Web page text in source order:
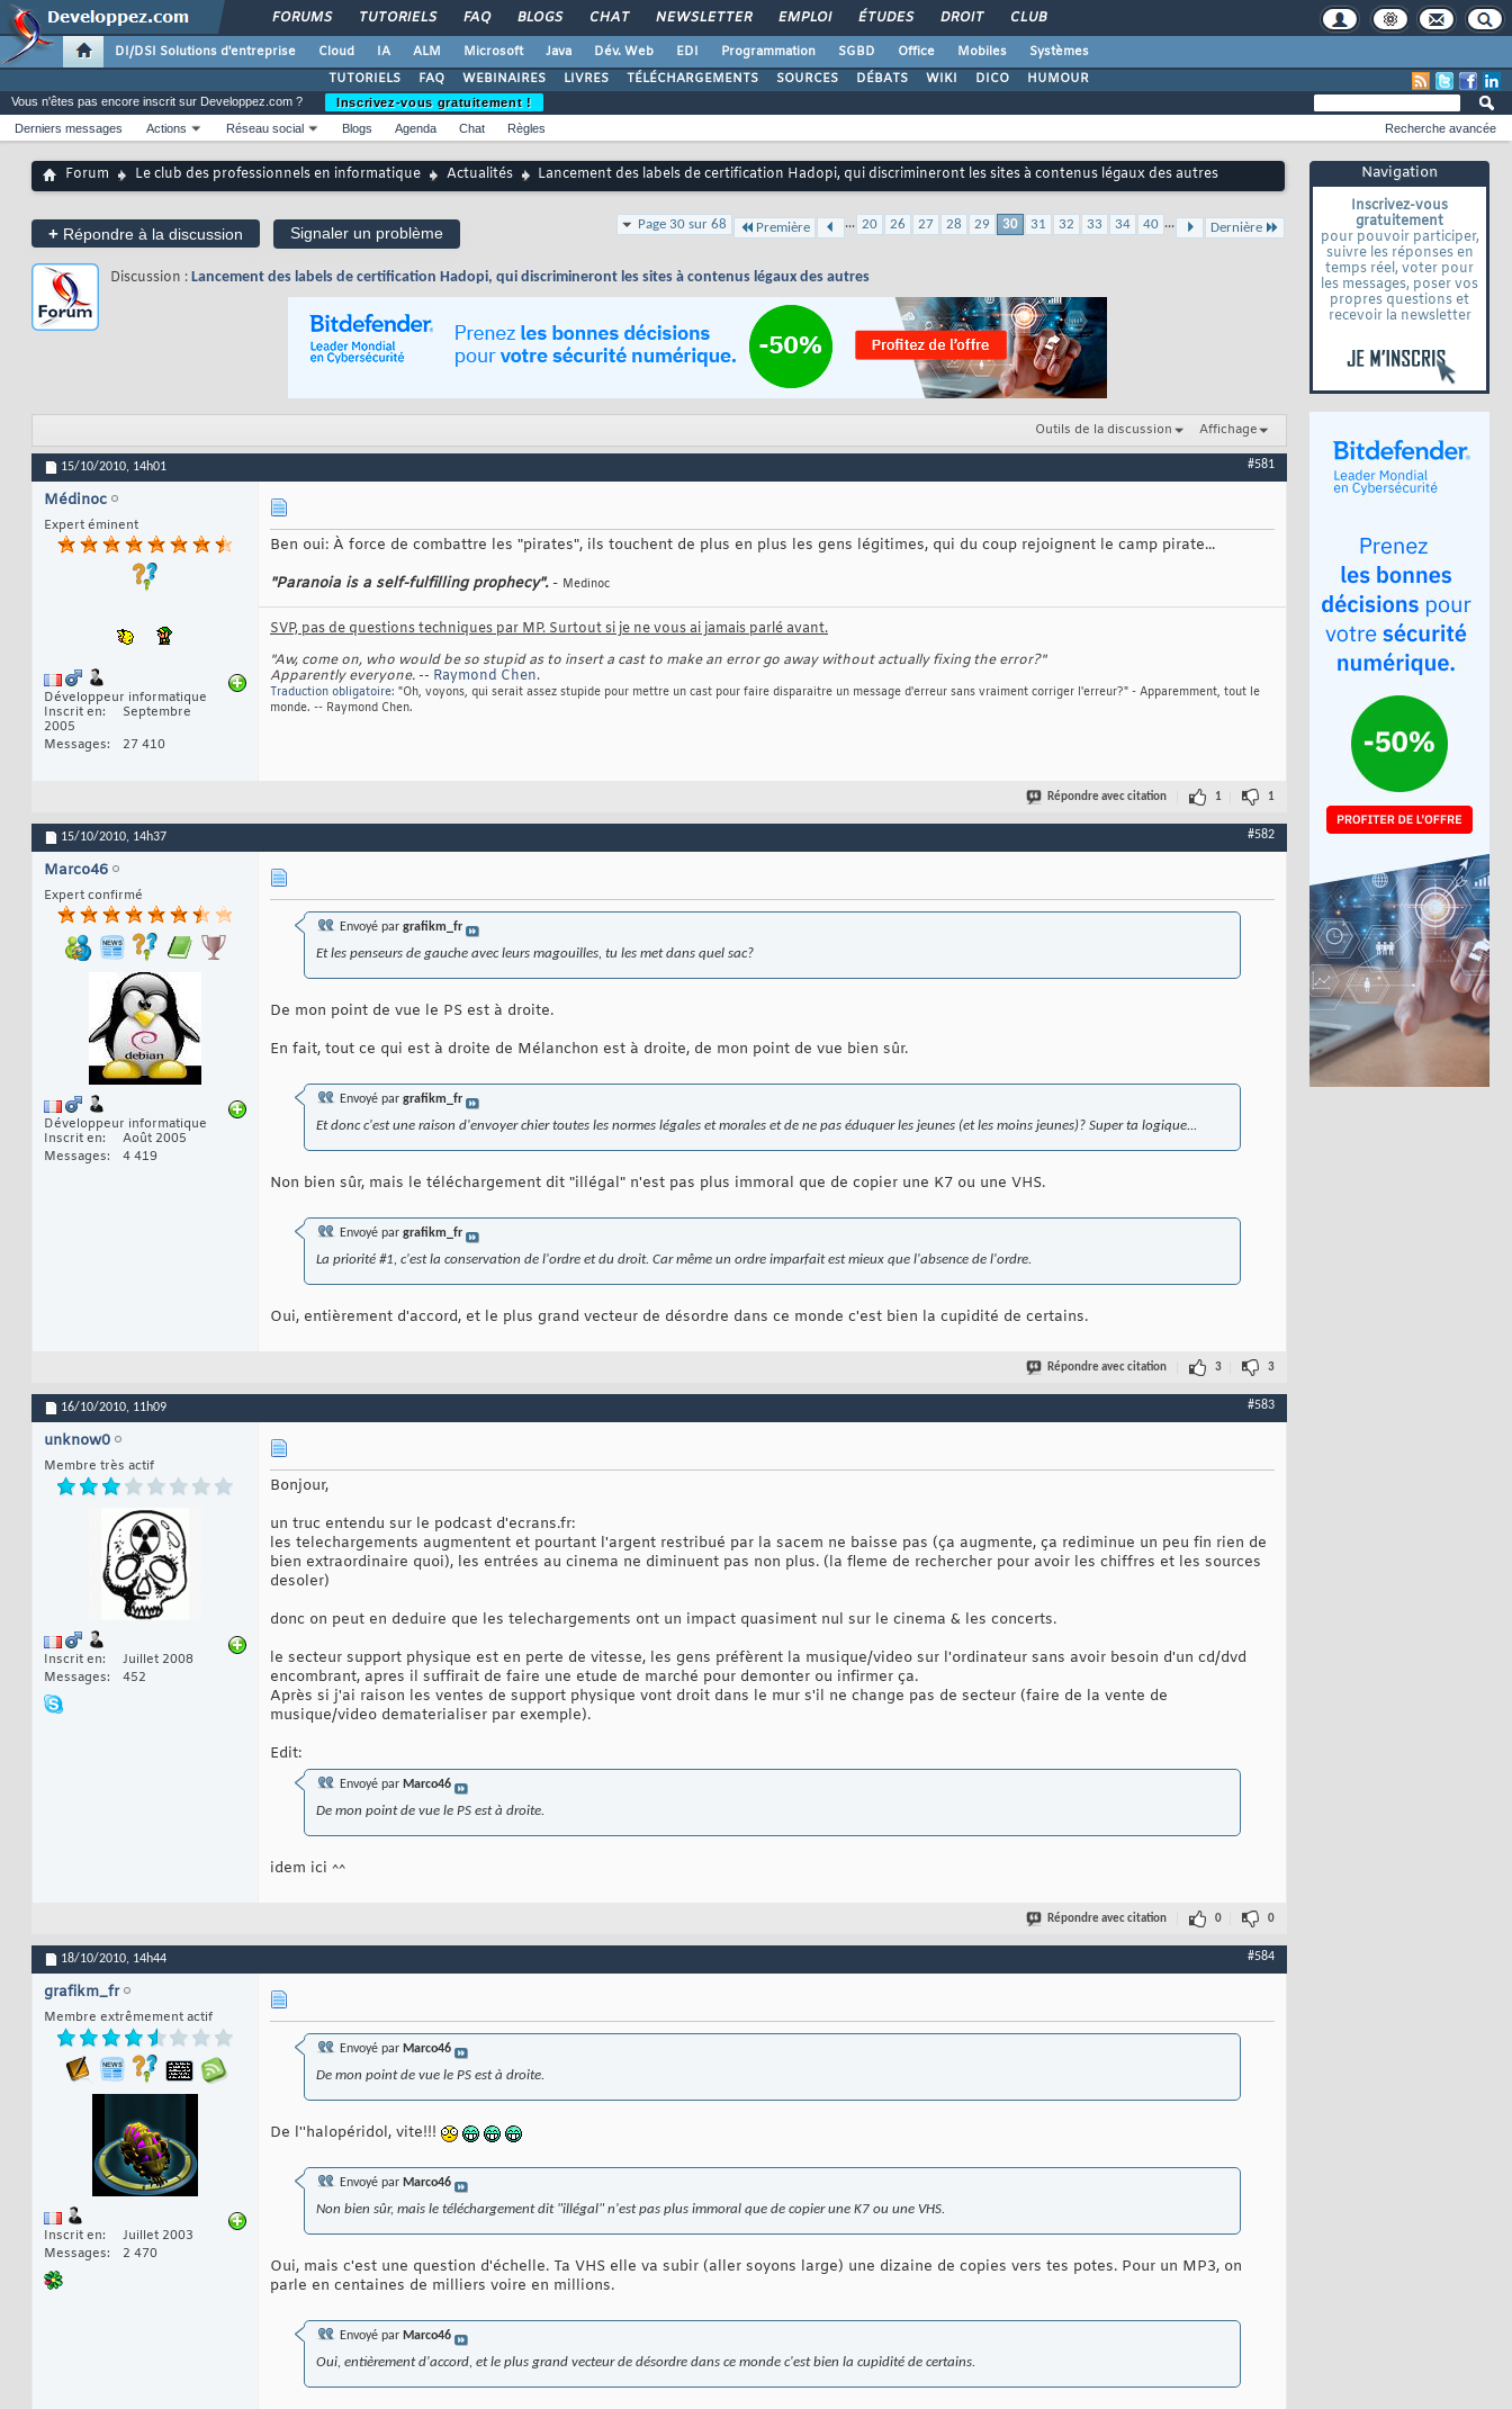
FORUMS TUTORIELS FAQ BLOGS CHAT NEWSLETTER EMPLOI ÉTUDES DROIT CLUB
DI/DSI Solutions d'entreprise Cloud IA ALM Microsoft Java Dév. Web EDI Programmation SGBD Office Mobiles
Systèmes
TUTORIELS
FAQ WEBINAIRES LIVRES TÉLÉCHARGEMENTS SOURCES DÉBATS WIKI DICO HUMOUR
Navigation
Inscrivez-vous
gratuitement
pour pouvoir participer,
suivre les réponses en
temps réel, voter pour
les messages, poser vos
propres questions et
recevoir la newsletter
Vous n'êtes pas encore inscrit sur Developpez.com ?
Inscrivez-vous gratuitement !
Derniers messages
Actions Réseau social Blogs Agenda Chat Règles Recherche avancée
Forum Le club des professionnels en informatique Actualités Lancement des labels de certification Hadopi, qui discrimineront les sites à contenus légaux des autres
+ Répondre à la discussion Signaler un problème Page 30 sur 68 Première ... 20 26 27 28 29 30 31 32 33 34 40 ... Dernière
Discussion : Lancement des labels de certification Hadopi, qui discrimineront les sites à contenus légaux des autres
Outils de la discussion Affichage
15/10/2010, 14h01 #581
Médinoc
Expert éminent
Développeur informatique
Inscrit en
Septembre
2005
Messages
27 410
Ben oui: À force de combattre les "pirates", ils touchent de plus en plus les gens légitimes, qui du coup rejoignent le camp pirate...
"Paranoia is a self-fulfilling prophecy".- Medinoc
SVP, pas de questions techniques par MP. Surtout si je ne vous ai jamais parlé avant.
"Aw, come on, who would be so stupid as to insert a cast to make an error go away without actually fixing the error?"
Apparently everyone.-- Raymond Chen.
Traduction obligatoire: "Oh, voyons, qui serait assez stupide pour mettre un cast pour faire disparaitre un message d'erreur sans vraiment corriger l'erreur?" - Apparemment, tout le
monde. -- Raymond Chen.
Répondre avec citation 1 1
15/10/2010, 14h37 #582
Marco46
Expert confirmé
Développeur informatique
Inscrit en
Août 2005
Messages
4 419
Envoyé par grafikm_fr
Et les penseurs de gauche avec leurs magouilles, tu les met dans quel sac?
De mon point de vue le PS est à droite.
En fait, tout ce qui est à droite de Mélanchon est à droite, de mon point de vue bien sûr.
Envoyé par grafikm_fr
Et donc c'est une raison d'envoyer chier toutes les normes légales et morales et de ne pas éduquer les jeunes (et les moins jeunes)? Super ta logique...
Non bien sûr, mais le téléchargement dit "illégal" n'est pas plus immoral que de copier une K7 ou une VHS.
Envoyé par grafikm_fr
La priorité #1, c'est la conservation de l'ordre et du droit. Car même un ordre imparfait est mieux que l'absence de l'ordre.
Oui, entièrement d'accord, et le plus grand vecteur de désordre dans ce monde c'est bien la cupidité de certains.
Répondre avec citation 3 3
16/10/2010, 11h09 #583
unknow0
Membre très actif
Inscrit en
Juillet 2008
Messages
452
Bonjour,
un truc entendu sur le podcast d'ecrans.fr:
les telechargements augmentent et pourtant l'argent restribué par la sacem ne baisse pas (ça augmente, ça rediminue un peu fin rien de
bien extraordinaire quoi), les entrées au cinema ne diminuent pas non plus. (la fleme de rechercher pour avoir les chiffres et les sources
desoler)
donc on peut en deduire que les telechargements ont un impact quasiment nul sur le cinema & les concerts.
le secteur support physique est en perte de vitesse, les gens préfèrent la musique/video sur l'ordinateur sans avoir besoin d'un cd/dvd
encombrant, apres il suffirait de faire une etude de marché pour demonter ou infirmer ça.
Après si j'ai raison les ventes de support physique vont droit dans le mur s'il ne change pas de secteur (faire de la vente de
musique/video dematerialiser par exemple).
Edit:
Envoyé par Marco46
De mon point de vue le PS est à droite.
idem ici ^^
Répondre avec citation 0 0
18/10/2010, 14h44 #584
grafikm_fr
Membre extrêmement actif
Inscrit en
Juillet 2003
Messages
2 470
Envoyé par Marco46
De mon point de vue le PS est à droite.
De l''halopéridol, vite!!!
Envoyé par Marco46
Non bien sûr, mais le téléchargement dit "illégal" n'est pas plus immoral que de copier une K7 ou une VHS.
Oui, mais c'est une question d'échelle. Ta VHS elle va subir (aller soyons large) une dizaine de copies vers tes potes. Pour un MP3, on
parle en centaines de milliers voire en millions.
Envoyé par Marco46
Oui, entièrement d'accord, et le plus grand vecteur de désordre dans ce monde c'est bien la cupidité de certains.